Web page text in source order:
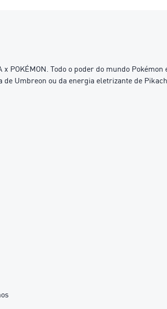
POKÉMON. Todo o poder do mundo
Umbreon ou da energia eletrizante de